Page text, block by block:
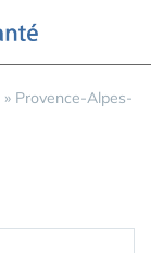
» Provence-Alpes-